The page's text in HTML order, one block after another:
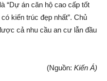
“Dự án căn hộ cao cấp tốt
kiến trúc đẹp nhất”. Chủ
cả nhu cầu an cư lẫn đầu
(Nguồn: Kiến Á)